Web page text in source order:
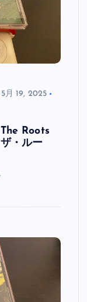
5月 19, 2025
Roots
・ルー